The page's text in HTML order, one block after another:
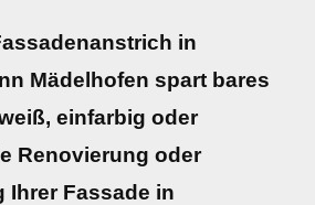
in
Mädelhofen spart bares
einfarbig oder
Renovierung oder
Ihrer Fassade in